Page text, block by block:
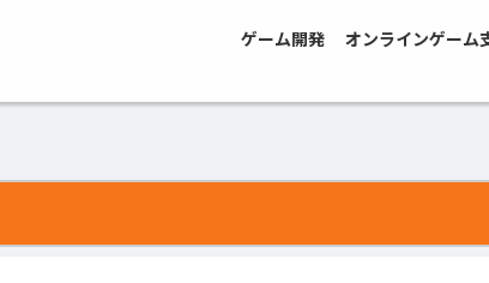
ゲーム開発 オンラインゲーム